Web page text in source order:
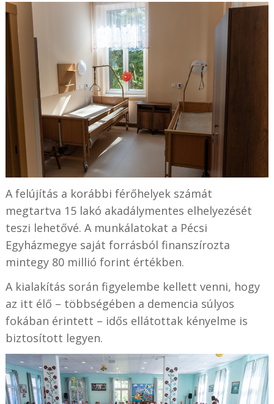
A felújítás a korábbi férőhelyek számát
megtartva 15 lakó akadálymentes elhelyezését
teszi lehetővé. A munkálatokat a Pécsi
Egyházmegye saját forrásból finanszírozta
mintegy 80 millió forint értékben.
A kialakítás során figyelembe kellett venni, hogy
az itt élő – többségében a demencia súlyos
fokában érintett – idős ellátottak kényelme is
biztosított legyen.